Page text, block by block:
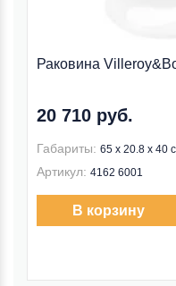
Раковина
20 710 руб.
Габариты: 65 x 20.8 x 40
Артикул: 4162 6001
В корзину